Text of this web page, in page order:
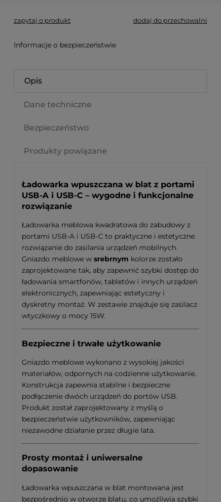
zapytaj o produkt dodaj do przechowalni
Informacje o bezpieczeństwie
Opis
Dane techniczne
Bezpieczeństwo
Produkty powiązane
Ładowarka wpuszczana w blat z portami
USB-A i USB-C – wygodne i funkcjonalne
rozwiązanie
Ładowarka meblowa kwadratowa do zabudowy z
portami USB-A i USB-C to praktyczne i estetyczne
rozwiązanie do zasilania urządzeń mobilnych.
Gniazdo meblowe w srebrnym kolorze zostało
zaprojektowane tak, aby zapewnić szybki dostęp do
ładowania smartfonów, tabletów i innych urządzeń
elektronicznych, zapewniając estetyczny i
dyskretny montaż. W zestawie znajduje się zasilacz
wtyczkowy o mocy 15W.
Bezpieczne i trwałe użytkowanie
Gniazdo meblowe wykonano z wysokiej jakości
materiałów, odpornych na codzienne użytkowanie.
Konstrukcja zapewnia stabilne i bezpieczne
podłączenie dwóch urządzeń do portów USB.
Produkt został zaprojektowany z myślą o
bezpieczeństwie użytkowników, zapewniając
niezawodne działanie przez długie lata.
Prosty montaż i uniwersalne
dopasowanie
Ładowarka wpuszczana w blat montowana jest
bezpośrednio w otworze blatu, co umożliwia szybki